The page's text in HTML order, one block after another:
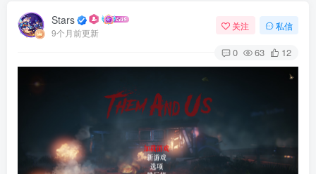
Stars
9个月前更新
关注 私信
0 63 12